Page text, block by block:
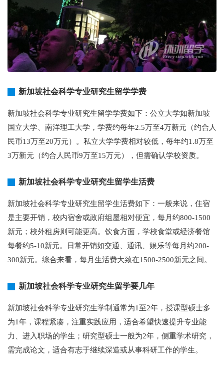
新加坡社会科学专业研究生留学学费
新加坡社会科学专业研究生留学学费如下：公立大学如新加坡
国立大学、南洋理工大学，学费约每年2.5万至4万新元（约合人
民币13万至20万元）。私立大学学费相对较低，每年约1.8万至
3万新元（约合人民币9万至15万元），但需确认学校资质。
新加坡社会科学专业研究生留学生活费
新加坡社会科学专业研究生留学生活费如下：一般来说，住宿
是主要开销，校内宿舍或政府组屋相对便宜，每月约800-1500
新元；校外租房则可能更高。饮食方面，学校食堂或经济餐馆
每餐约5-10新元。日常开销如交通、通讯、娱乐等每月约200-
300新元。综合来看，每月生活费大致在1500-2500新元之间。
新加坡社会科学专业研究生留学要几年
新加坡社会科学专业研究生学制通常为1至2年，授课型硕士多
为1年，课程紧凑，注重实践应用，适合希望快速提升专业能
力、进入职场的学生；研究型硕士一般为2年，侧重学术研究，
需完成论文，适合有志于继续深造或从事科研工作的学生。